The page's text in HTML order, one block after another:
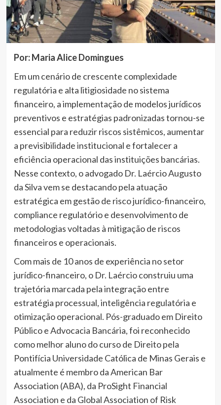
Por: Maria Alice Domingues
Em um cenário de crescente complexidade
regulatória e alta litigiosidade no sistema
financeiro, a implementação de modelos jurídicos
preventivos e estratégias padronizadas tornou-se
essencial para reduzir riscos sistêmicos, aumentar
a previsibilidade institucional e fortalecer a
eficiência operacional das instituições bancárias.
Nesse contexto, o advogado Dr. Laércio Augusto
da Silva vem se destacando pela atuação
estratégica em gestão de risco jurídico-financeiro,
compliance regulatório e desenvolvimento de
metodologias voltadas à mitigação de riscos
financeiros e operacionais.
Com mais de 10 anos de experiência no setor
jurídico-financeiro, o Dr. Laércio construiu uma
trajetória marcada pela integração entre
estratégia processual, inteligência regulatória e
otimização operacional. Pós-graduado em Direito
Público e Advocacia Bancária, foi reconhecido
como melhor aluno do curso de Direito pela
Pontifícia Universidade Católica de Minas Gerais e
atualmente é membro da American Bar
Association (ABA), da ProSight Financial
Association e da Global Association of Risk